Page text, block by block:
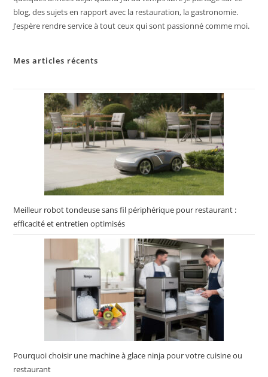
blog, des sujets en rapport avec la restauration, la gastronomie.
J’espère rendre service à tout ceux qui sont passionné comme moi.
Mes articles récents
Meilleur robot tondeuse sans fil périphérique pour restaurant :
efficacité et entretien optimisés
Pourquoi choisir une machine à glace ninja pour votre cuisine ou
restaurant